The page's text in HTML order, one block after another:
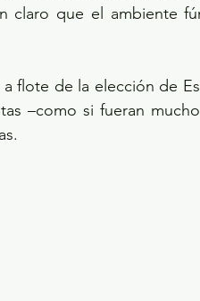
claro que el ambiente
a flote de la elección de
–como si fueran